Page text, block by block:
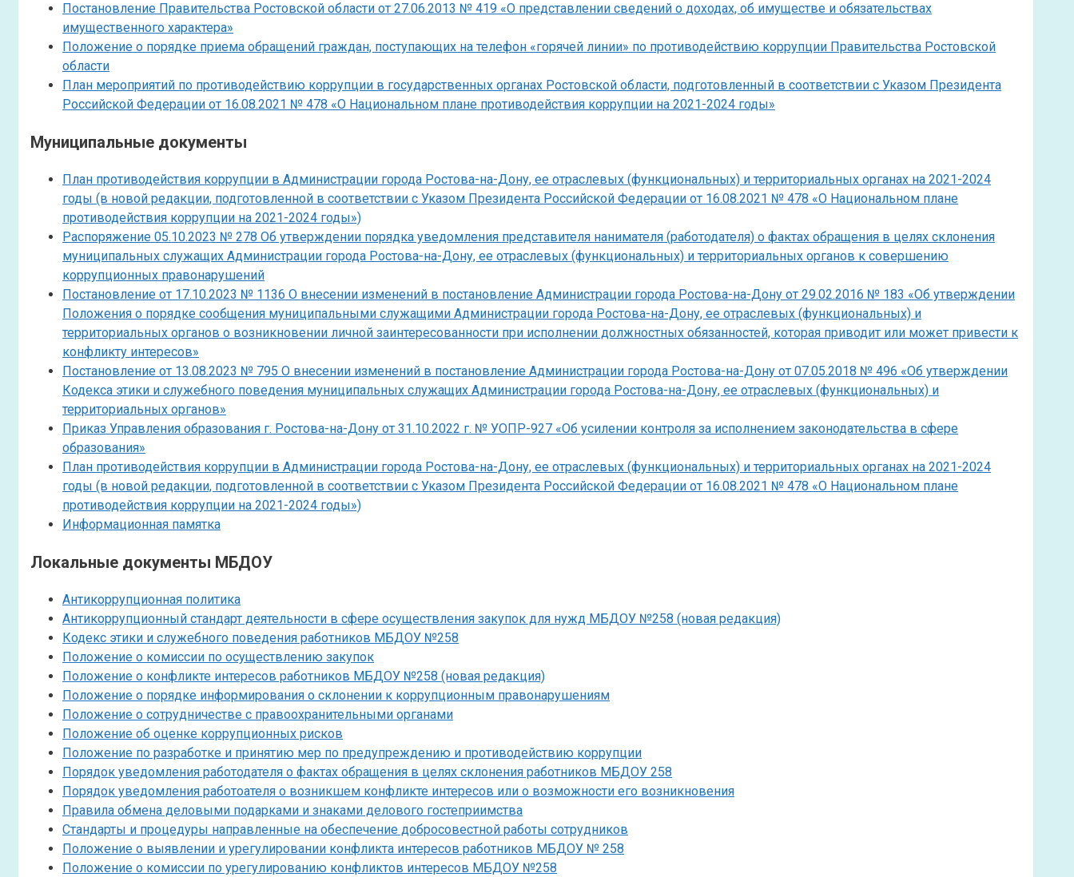
Постановление Правительства Ростовской области от 27.06.2013 № 419 «О представлении сведений о доходах, об имуществе и обязательствах
имущественного характера»
Положение о порядке приема обращений граждан, поступающих на телефон «горячей линии» по противодействию коррупции Правительства Ростовской
области
План мероприятий по противодействию коррупции в государственных органах Ростовской области, подготовленный в соответствии с Указом Президента
Российской Федерации от 16.08.2021 № 478 «О Национальном плане противодействия коррупции на 2021-2024 годы»
Муниципальные документы
План противодействия коррупции в Администрации города Ростова-на-Дону, ее отраслевых (функциональных) и территориальных органах на 2021-2024
годы (в новой редакции, подготовленной в соответствии с Указом Президента Российской Федерации от 16.08.2021 № 478 «О Национальном плане
противодействия коррупции на 2021-2024 годы»)
Распоряжение 05.10.2023 № 278 Об утверждении порядка уведомления представителя нанимателя (работодателя) о фактах обращения в целях склонения
муниципальных служащих Администрации города Ростова-на-Дону, ее отраслевых (функциональных) и территориальных органов к совершению
коррупционных правонарушений
Постановление от 17.10.2023 № 1136 О внесении изменений в постановление Администрации города Ростова-на-Дону от 29.02.2016 № 183 «Об утверждении
Положения о порядке сообщения муниципальными служащими Администрации города Ростова-на-Дону, ее отраслевых (функциональных) и
территориальных органов о возникновении личной заинтересованности при исполнении должностных обязанностей, которая приводит или может привести к
конфликту интересов»
Постановление от 13.08.2023 № 795 О внесении изменений в постановление Администрации города Ростова-на-Дону от 07.05.2018 № 496 «Об утверждении
Кодекса этики и служебного поведения муниципальных служащих Администрации города Ростова-на-Дону, ее отраслевых (функциональных) и
территориальных органов»
Приказ Управления образования г. Ростова-на-Дону от 31.10.2022 г. № УОПР-927 «Об усилении контроля за исполнением законодательства в сфере
образования»
План противодействия коррупции в Администрации города Ростова-на-Дону, ее отраслевых (функциональных) и территориальных органах на 2021-2024
годы (в новой редакции, подготовленной в соответствии с Указом Президента Российской Федерации от 16.08.2021 № 478 «О Национальном плане
противодействия коррупции на 2021-2024 годы»)
Информационная памятка
Локальные документы МБДОУ
Антикоррупционная политика
Антикоррупционный стандарт деятельности в сфере осуществления закупок для нужд МБДОУ №258 (новая редакция)
Кодекс этики и служебного поведения работников МБДОУ №258
Положение о комиссии по осуществлению закупок
Положение о конфликте интересов работников МБДОУ №258 (новая редакция)
Положение о порядке информирования о склонении к коррупционным правонарушениям
Положение о сотрудничестве с правоохранительными органами
Положение об оценке коррупционных рисков
Положение по разработке и принятию мер по предупреждению и противодействию коррупции
Порядок уведомления работодателя о фактах обращения в целях склонения работников МБДОУ 258
Порядок уведомления работоателя о возникшем конфликте интересов или о возможности его возникновения
Правила обмена деловыми подарками и знаками делового гостеприимства
Стандарты и процедуры направленные на обеспечение добросовестной работы сотрудников
Положение о выявлении и урегулировании конфликта интересов работников МБДОУ № 258
Положение о комиссии по урегулированию конфликтов интересов МБДОУ №258